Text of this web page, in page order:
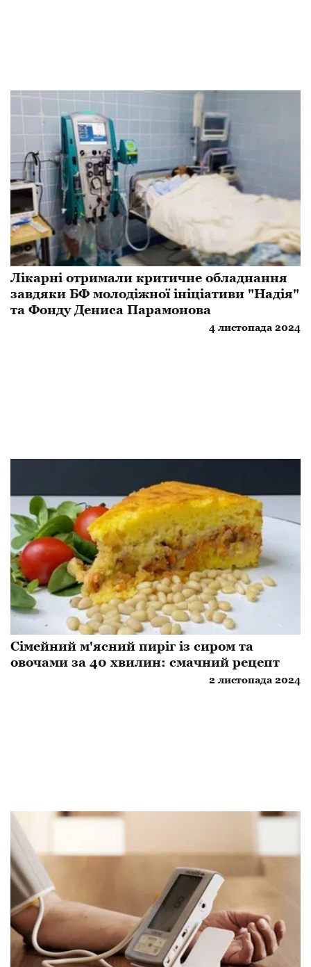
Лікарні отримали критичне обладнання
завдяки БФ молодіжної ініціативи "Надія"
та Фонду Дениса Парамонова
4 листопада 2024
Сімейний м'ясний пиріг із сиром та
овочами за 40 хвилин: смачний рецепт
2 листопада 2024